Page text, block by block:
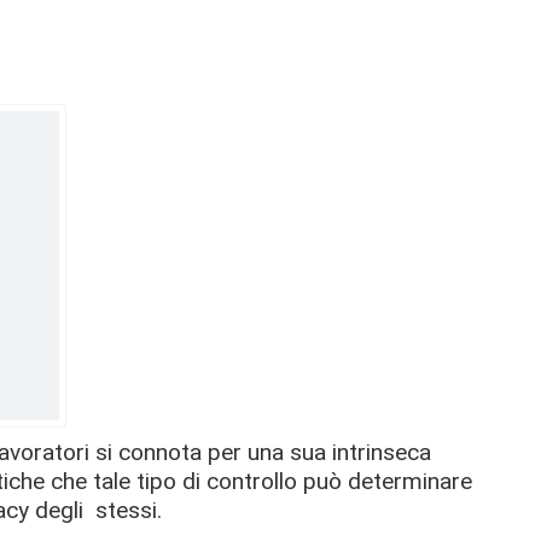
si connota per una sua intrinseca
che tale tipo di controllo può determinare
degli stessi.